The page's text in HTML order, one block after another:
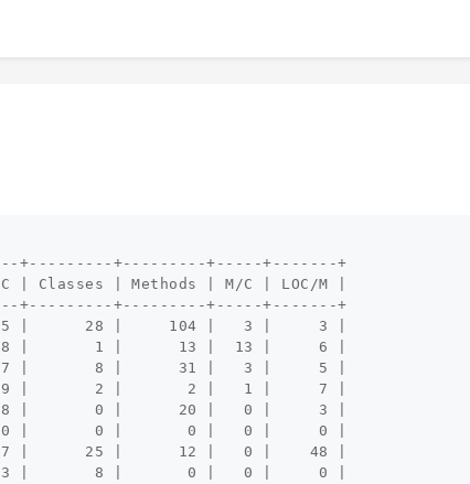
+---------+---------+-----+-------+
| Methods | M/C | LOC/M |
+---------+---------+-----+-------+
|      28 |     104 |   3 |     3 |
|       1 |      13 |  13 |     6 |
|       8 |      31 |   3 |     5 |
|       2 |       2 |   1 |     7 |
|       0 |      20 |   0 |     3 |
|       0 |       0 |   0 |     0 |
|      25 |      12 |   0 |    48 |
|       8 |       0 |   0 |     0 |